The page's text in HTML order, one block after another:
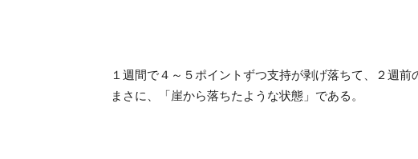
１週間で４～５ポイントずつ支持が剥げ落ちて、２週前
まさに、「崖から落ちたような状態」である。